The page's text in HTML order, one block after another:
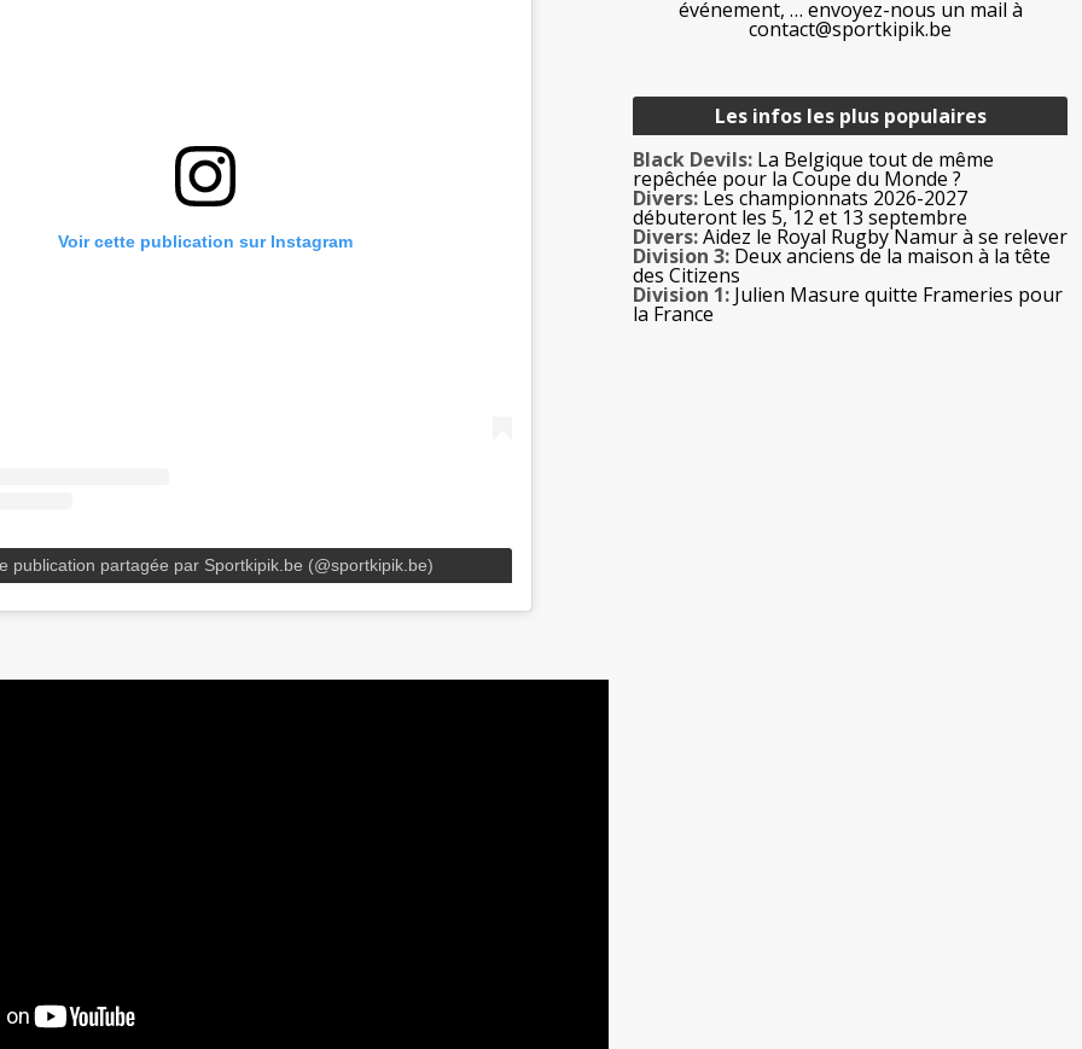
Voir cette publication sur Instagram
publication partagée par Sportkipik.be (@sportkipik.be)
événement, … envoyez-nous un mail à
contact@sportkipik.be
Les infos les plus populaires
Black Devils: La Belgique tout de même
repêchée pour la Coupe du Monde ?
Divers: Les championnats 2026-2027
débuteront les 5, 12 et 13 septembre
Divers:Aidez le Royal Rugby Namur à se relever
Division 3: Deux anciens de la maison à la tête
des Citizens
Division 1: Julien Masure quitte Frameries pour
la France